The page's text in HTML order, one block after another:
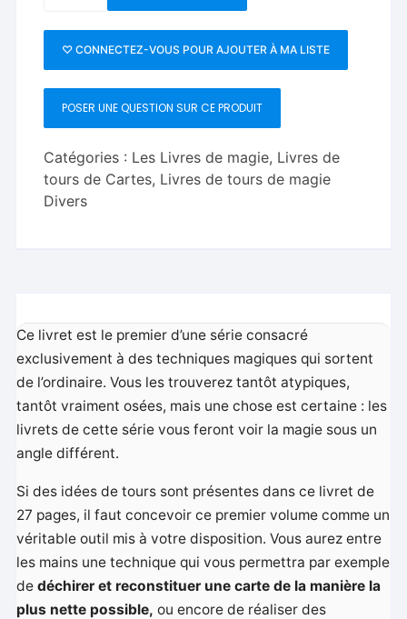
Secrets
1-
Thibault
Ternon
♡ CONNECTEZ-VOUS POUR AJOUTER À MA LISTE
POSER UNE QUESTION SUR CE PRODUIT
Catégories : Les Livres de magie, Livres de
tours de Cartes, Livres de tours de magie
Divers
Ce livret est le premier d’une série consacré
exclusivement à des techniques magiques qui sortent
de l’ordinaire. Vous les trouverez tantôt atypiques,
tantôt vraiment osées, mais une chose est certaine : les
livrets de cette série vous feront voir la magie sous un
angle différent.
Si des idées de tours sont présentes dans ce livret de
27 pages, il faut concevoir ce premier volume comme un
véritable outil mis à votre disposition. Vous aurez entre
les mains une technique qui vous permettra par exemple
dedéchirer et reconstituer une carte de la manière la
plus nette possible,ou encore de réaliser des